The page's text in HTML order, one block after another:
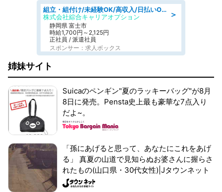
＞
組立・組付け/未経験OK/高収入/日払いOK/交替制/20・30・40代活躍中
株式会社綜合キャリアオプション
静岡県 富士市
時給1,700円～2,125円
正社員 / 派遣社員
スポンサー：求人ボックス
姉妹サイト
Suicaのペンギン"夏のラッキーバッグ"が8月
8日に発売。Pensta史上最も豪華な7点入り
だよ~。
「孫にあげると思って、あなたにこれをあげ
る」 真夏の山道で見知らぬお婆さんに握らさ
れたもの(山口県・30代女性)|Jタウンネット